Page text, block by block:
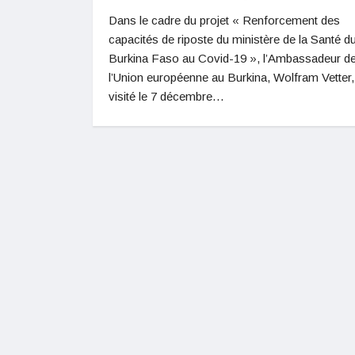
Dans le cadre du projet « Renforcement des
capacités de riposte du ministère de la Santé du
Burkina Faso au Covid-19 », l’Ambassadeur
l’Union européenne au Burkina, Wolfram
visité le 7 décembre…